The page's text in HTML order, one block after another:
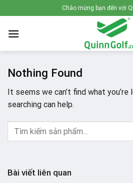
to
content
Chào mừng bạn đến với
Nothing Found
It seems we can’t find what
searching can help.
Bài viết liên quan